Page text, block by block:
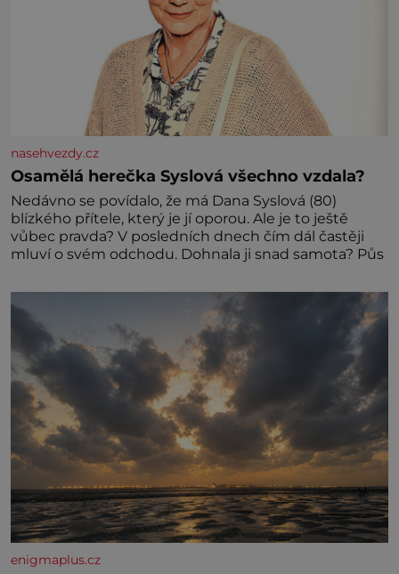
nasehvezdy.cz
Osamělá herečka Syslová všechno vzdala?
Nedávno se povídalo, že má Dana Syslová (80)
blízkého přítele, který je jí oporou. Ale je to ještě
vůbec pravda? V posledních dnech čím dál častěji
mluví o svém odchodu. Dohnala ji snad samota? Půs
enigmaplus.cz